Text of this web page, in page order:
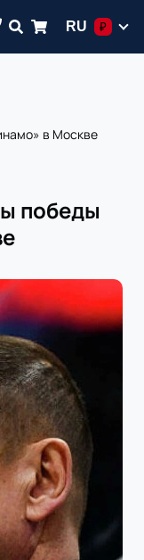
RU ₽
в Москве
победы